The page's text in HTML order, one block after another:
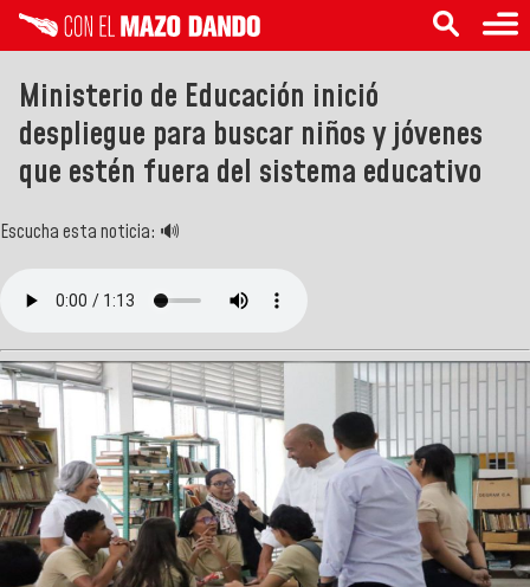
Ministerio de Educación inició
despliegue para buscar niños y jóvenes
que estén fuera del sistema educativo
Escucha esta noticia: 🔊